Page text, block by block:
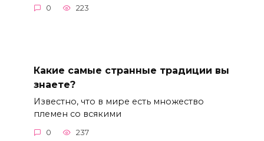
0 223
Какие самые странные традиции вы
знаете?
Известно, что в мире есть множество
племен со всякими
0 237